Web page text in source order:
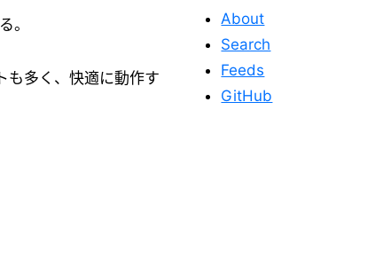
。
も多く、快適に動作す
About
Search
Feeds
GitHub